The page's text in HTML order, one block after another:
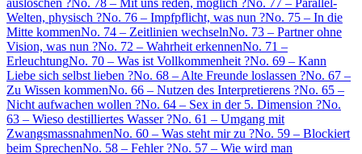
auslöschen ?No. 78 – Mit uns reden, möglich ?No. 77 – Parallel-
Welten, physisch ?No. 76 – Impfpflicht, was nun ?No. 75 – In die
Mitte kommenNo. 74 – Zeitlinien wechselnNo. 73 – Partner ohne
Vision, was nun ?No. 72 – Wahrheit erkennenNo. 71 –
ErleuchtungNo. 70 – Was ist Vollkommenheit ?No. 69 – Kann
Liebe sich selbst lieben ?No. 68 – Alte Freunde loslassen ?No. 67 –
Zu Wissen kommenNo. 66 – Nutzen des Interpretierens ?No. 65 –
Nicht aufwachen wollen ?No. 64 – Sex in der 5. Dimension ?No.
63 – Wieso destilliertes Wasser ?No. 61 – Umgang mit
ZwangsmassnahmenNo. 60 – Was steht mir zu ?No. 59 – Blockiert
beim SprechenNo. 58 – Fehler ?No. 57 – Wie wird man